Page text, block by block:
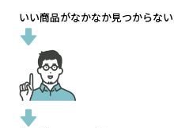
いい商品がなかなか見つからな